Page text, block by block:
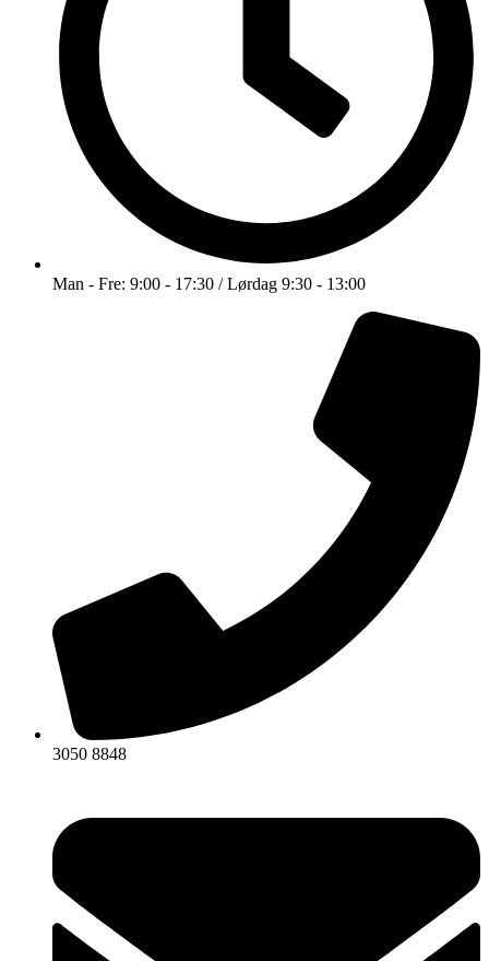
Man - Fre: 9:00 - 17:30 / Lørdag 9:30 - 13:00
3050 8848